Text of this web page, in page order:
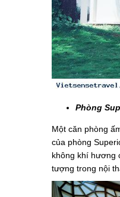
Phòng
Một căn phòng
của phòng
không khí hương
tượng trong nội